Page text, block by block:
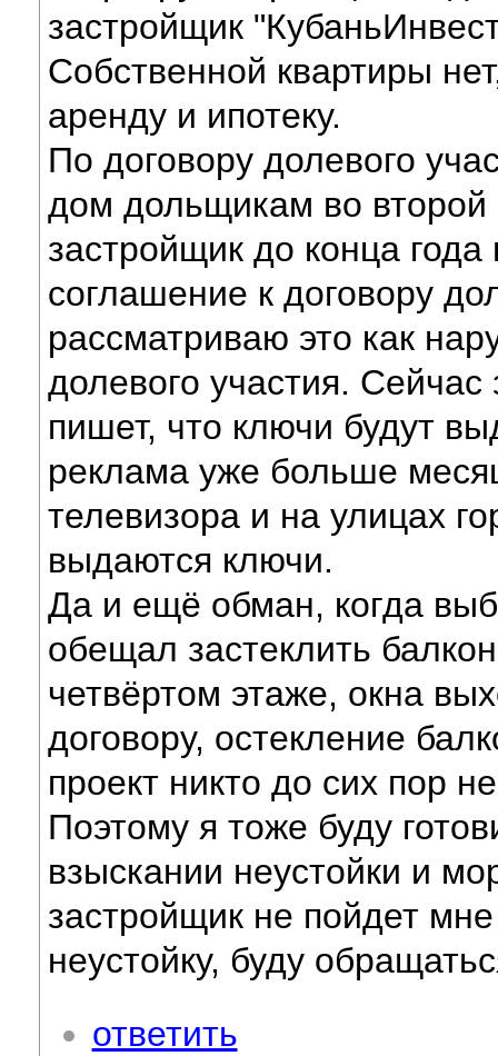
застройщик
Собственной квартиры
аренду и ипотеку.
По договору долевого
дом дольщикам во второй
застройщик до конца
соглашение к договору
рассматриваю это как
долевого участия.
пишет, что ключи будут
реклама уже больше
телевизора и на улицах
выдаются ключи.
Да и ещё обман, когда
обещал застеклить
четвёртом этаже, окна
договору, остекление
проект никто до сих пор
Поэтому я тоже буду
взыскании неустойки и
застройщик не пойдет
неустойку, буду
ответить